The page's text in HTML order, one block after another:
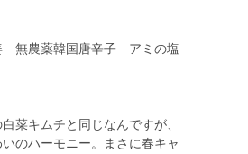
農薬韓国唐辛子 アミの塩
菜キムチと同じなんですが、
のハーモニー。まさに春キャ